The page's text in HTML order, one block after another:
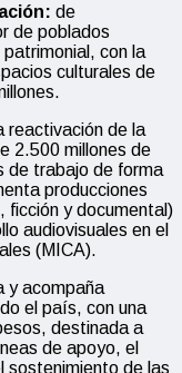
de
de poblados
con la
culturales de
reactivación de la
2.500 millones de
de trabajo de forma
producciones
ficción y documental)
audiovisuales en el
(MICA).
y acompaña
el país, con una
destinada a
de apoyo, el
sostenimiento de las